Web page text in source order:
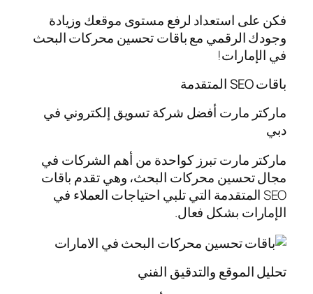
فكن على استعداد لرفع مستوى موقعك وزيادة
وجودك الرقمي مع باقات تحسين محركات البحث
في الإمارات!
باقات SEO المتقدمة
ماركتر مارت أفضل شركة تسويق إلكتروني في
دبي
ماركتر مارت تبرز كواحدة من أهم الشركات في
مجال تحسين محركات البحث، وهي تقدم باقات
SEO المتقدمة التي تلبي احتياجات العملاء في
الإمارات بشكل فعال.
تحليل الموقع والتدقيق الفني